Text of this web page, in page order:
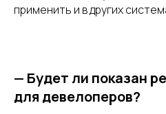
применить и в других
— Будет ли показан
для девелоперов?